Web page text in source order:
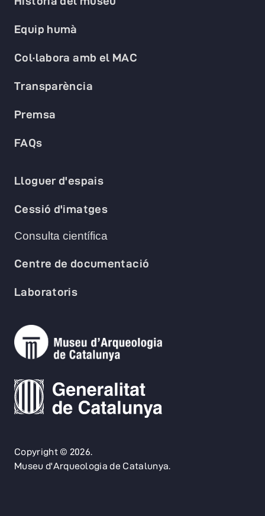
Copyright © 2026.
Museu d'Arqueologia de Catalunya.
Equip humà
Col·labora amb el MAC
Transparència
Premsa
FAQs
Lloguer d'espais
Cessió d'imatges
Consulta científica
Centre de documentació
Laboratoris